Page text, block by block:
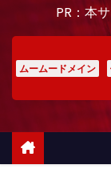
PR：本
ムームードメイン